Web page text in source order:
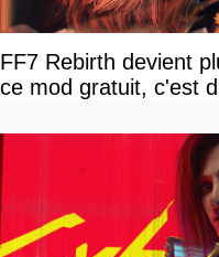
FF7 Rebirth devient
ce mod gratuit, c'est